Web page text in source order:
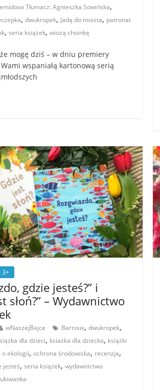
Tłumacz: Agnieszka Sowińska,
, dwukropek, Jadą do miasta, patronat
, seria książek, wiozą choinkę
mogę dziś – w dniu premiery
wspaniałą kartonową serią
3+
gdzie jesteś?” i
słoń?” – Wydawnictwo
wNaszejBajce Barroux, dwukropek,
dla dzieci, ksiażka dla dziecka, książki
o ekologii, ochrona środowiska, recenzja,
jesteś, seria książek, wydawnictwo